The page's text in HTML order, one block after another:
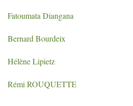
Fatoumata Diangana
Bernard Bourdeix
Hélène Lipietz
Rémi ROUQUETTE